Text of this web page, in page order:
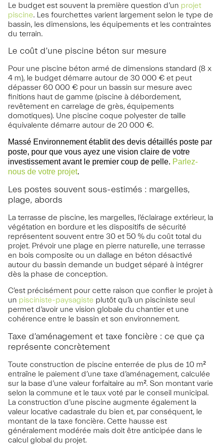
Le budget est souvent la première question d’un projet
piscine. Les fourchettes varient largement selon le type de
bassin, les dimensions, les équipements et les contraintes
du terrain.
Le coût d’une piscine béton sur mesure
Pour une piscine béton armé de dimensions standard (8 x
4 m), le budget démarre autour de 30 000 € et peut
dépasser 60 000 € pour un bassin sur mesure avec
finitions haut de gamme (piscine à débordement,
revêtement en carrelage de grès, équipements
domotiques). Une piscine coque polyester de taille
équivalente démarre autour de 20 000 €.
Massé Environnement établit des devis détaillés poste par
poste, pour que vous ayez une vision claire de votre
investissement avant le premier coup de pelle. Parlez-
nous de votre projet.
Les postes souvent sous-estimés : margelles,
plage, abords
La terrasse de piscine, les margelles, l’éclairage extérieur, la
végétation en bordure et les dispositifs de sécurité
représentent souvent entre 30 et 50 % du coût total du
projet. Prévoir une plage en pierre naturelle, une terrasse
en bois composite ou un dallage en béton désactivé
autour du bassin demande un budget séparé à intégrer
dès la phase de conception.
C’est précisément pour cette raison que confier le projet à
un pisciniste-paysagiste plutôt qu’à un pisciniste seul
permet d’avoir une vision globale du chantier et une
cohérence entre le bassin et son environnement.
Taxe d’aménagement et taxe foncière : ce que ça
représente concrètement
Toute construction de piscine enterrée de plus de 10 m²
entraîne le paiement d’une taxe d’aménagement, calculée
sur la base d’une valeur forfaitaire au m². Son montant varie
selon la commune et le taux voté par le conseil municipal.
La construction d’une piscine augmente également la
valeur locative cadastrale du bien et, par conséquent, le
montant de la taxe foncière. Cette hausse est
généralement modérée mais doit être anticipée dans le
calcul global du projet.